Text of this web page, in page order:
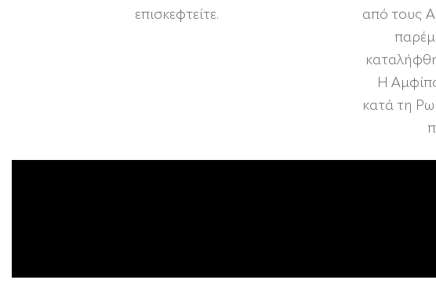
επισκεφτείτε.
από τους
Η
κατά τη